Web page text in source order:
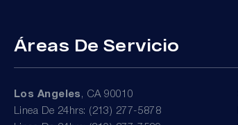
Áreas De Servicio
Los Angeles , CA 90010
Linea De 24hrs: (213) 277-5878